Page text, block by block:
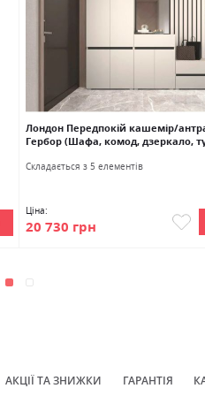
Лондон Передпокій кашемір/
Гербор (Шафа, комод, дзеркало,
Cкладається з 5 елементів
Ціна:
20 730 грн
АКЦІЇ ТА ЗНИЖКИ ГАРАНТІЯ